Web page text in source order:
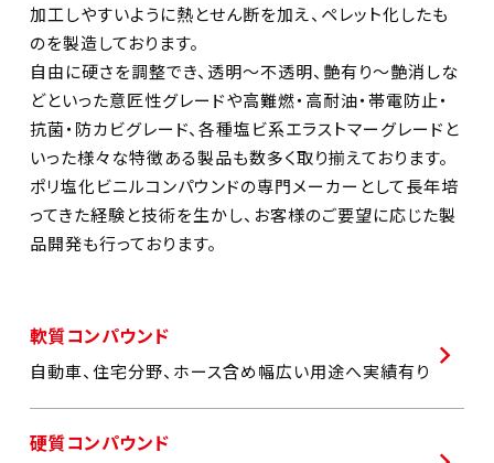
加工しやすいように熱とせん断を加え、ペレット化したも
のを製造しております。
自由に硬さを調整でき、透明～不透明、艶有り～艶消しな
どといった意匠性グレードや高難燃・高耐油・帯電防止・
抗菌・防カビグレード、各種塩ビ系エラストマーグレードと
いった様々な特徴ある製品も数多く取り揃えております。
ポリ塩化ビニルコンパウンドの専門メーカーとして長年培
ってきた経験と技術を生かし、お客様のご要望に応じた製
品開発も行っております。
軟質コンパウンド
自動車、住宅分野、ホース含め幅広い用途へ実績有り
硬質コンパウンド